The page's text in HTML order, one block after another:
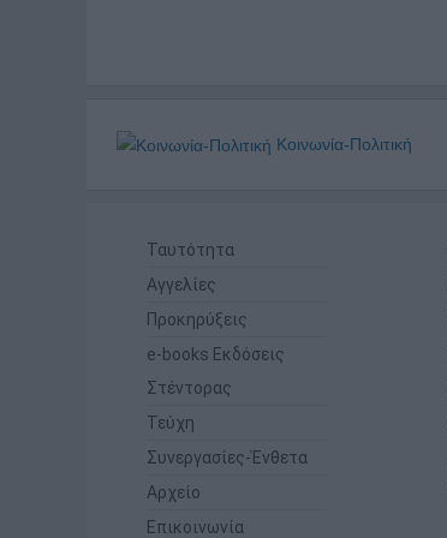
Κοινωνία-Πολιτική
Ταυτότητα
Αγγελίες
Προκηρύξεις
e-books Εκδόσεις
Στέντορας
Τεύχη
Συνεργασίες-Ένθετα
Αρχείο
Επικοινωνία